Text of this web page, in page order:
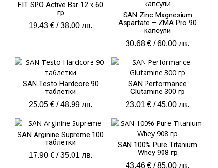
FIT SPO Active Bar 12 x 60
гр
19.43 € / 38.00 лв.
SAN Zinc Magnesium
Aspartate – ZMA Pro 90
капсули
30.68 € / 60.00 лв.
SAN Testo Hardcore 90
таблетки
25.05 € / 48.99 лв.
SAN Performance
Glutamine 300 гр
23.01 € / 45.00 лв.
SAN Arginine Supreme 100
таблетки
17.90 € / 35.01 лв.
SAN 100% Pure Titanium
Whey 908 гр
43.46 € / 85.00 лв.